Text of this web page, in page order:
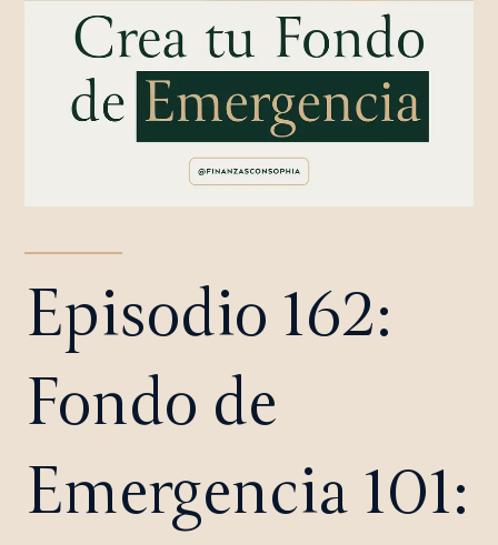
Episodio 162:
Fondo de
Emergencia 101: